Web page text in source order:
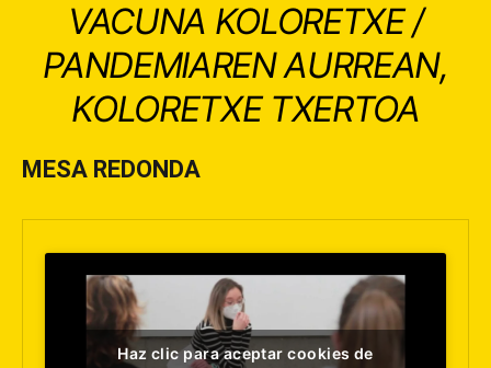
VACUNA KOLORETXE /
PANDEMIAREN AURREAN,
KOLORETXE TXERTOA
MESA REDONDA
Haz clic para aceptar cookies de